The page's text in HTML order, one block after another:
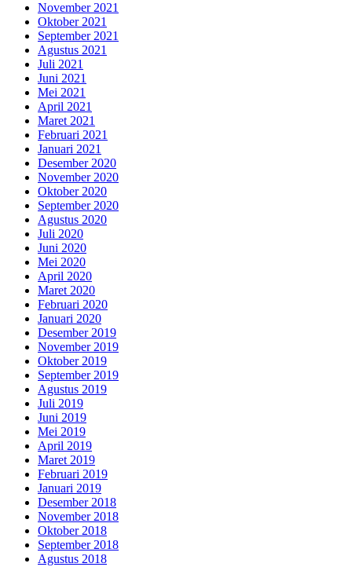
November 2021
Oktober 2021
September 2021
Agustus 2021
Juli 2021
Juni 2021
Mei 2021
April 2021
Maret 2021
Februari 2021
Januari 2021
Desember 2020
November 2020
Oktober 2020
September 2020
Agustus 2020
Juli 2020
Juni 2020
Mei 2020
April 2020
Maret 2020
Februari 2020
Januari 2020
Desember 2019
November 2019
Oktober 2019
September 2019
Agustus 2019
Juli 2019
Juni 2019
Mei 2019
April 2019
Maret 2019
Februari 2019
Januari 2019
Desember 2018
November 2018
Oktober 2018
September 2018
Agustus 2018